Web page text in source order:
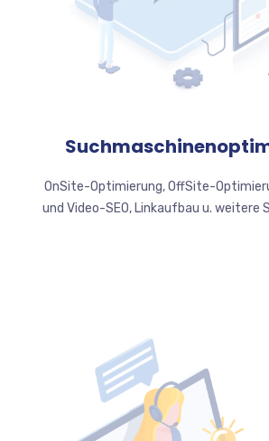
OnSite-Optimierung, OffSite-
und Video-SEO, Linkaufbau u. weitere